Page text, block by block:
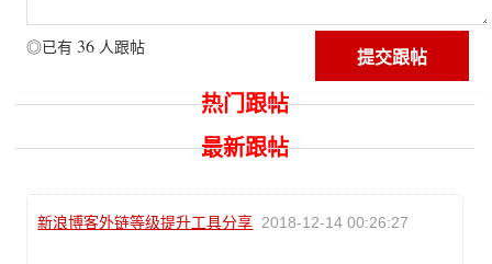
◎已有 36 人跟帖
热门跟帖
最新跟帖
新浪博客外链等级提升工具分享 2018-12-14 00:26:27